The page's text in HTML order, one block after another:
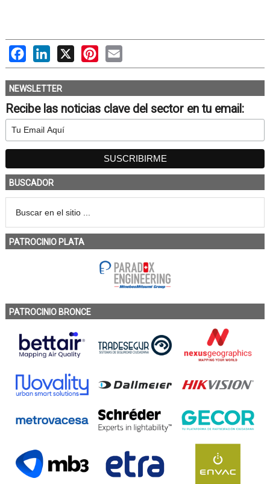
FacebookLinkedIn
X PinterestEmail
NEWSLETTER
Recibe las noticias clave del sector en tu email:
BUSCADOR
PATROCINIO PLATA
PATROCINIO BRONCE